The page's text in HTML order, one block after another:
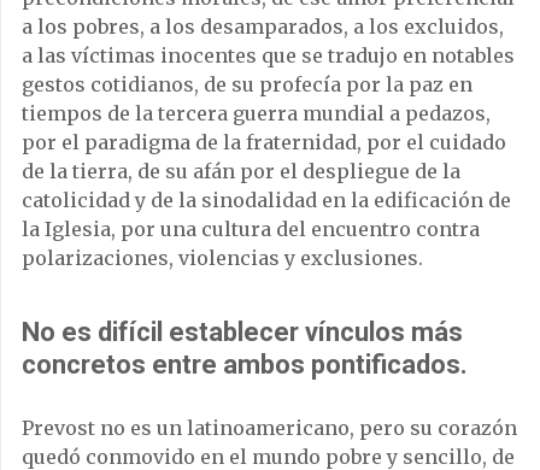
a los pobres, a los desamparados, a los excluidos,
a las víctimas inocentes que se tradujo en notables
gestos cotidianos, de su profecía por la paz en
tiempos de la tercera guerra mundial a pedazos,
por el paradigma de la fraternidad, por el cuidado
de la tierra, de su afán por el despliegue de la
catolicidad y de la sinodalidad en la edificación de
la Iglesia, por una cultura del encuentro contra
polarizaciones, violencias y exclusiones.
No es difícil establecer vínculos más
concretos entre ambos pontificados.
Prevost no es un latinoamericano, pero su corazón
quedó conmovido en el mundo pobre y sencillo, de